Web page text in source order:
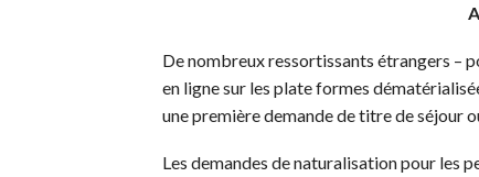
De nombreux ressortissants étrangers –
en ligne sur les plate formes
une première demande de titre de séjour
Les demandes de naturalisation pour les